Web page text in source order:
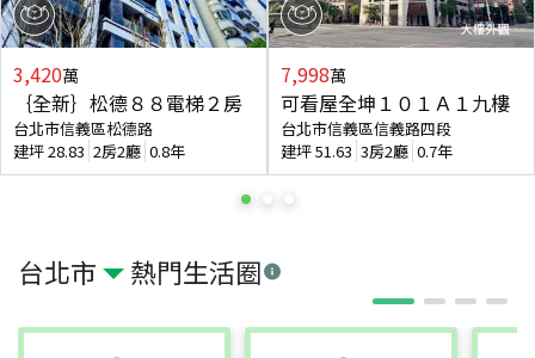
台北市 熱門生活圈
3,420萬
｛全新｝松德８８電梯２房
台北市信義區松德路
建坪28.83 2房2廳 0.8年
7,998萬
可看屋全坤１０１Ａ１九樓
台北市信義區信義路四段
建坪51.63 3房2廳 0.7年